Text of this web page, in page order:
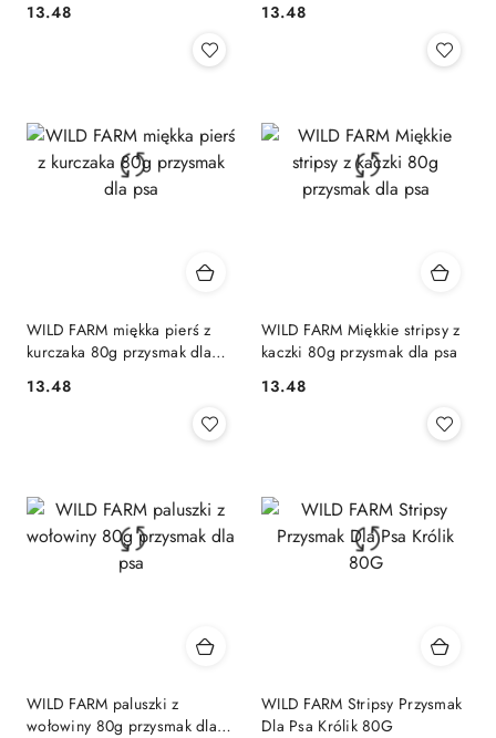
Cena:
13.48 Cena:
13.48
WILD FARM miękka pierś z
kurczaka 80g przysmak dla
Cena:
13.48
WILD FARM Miękkie stripsy z
kaczki 80g przysmak dla psa
Cena:
13.48
WILD FARM paluszki z
wołowiny 80g przysmak dla
WILD FARM Stripsy Przysmak
Dla Psa Królik 80G